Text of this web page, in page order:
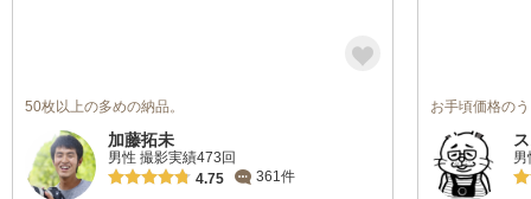
50枚以上の多めの納品。
加藤拓未
男性 撮影実績473回
4.75
361件
お手頃価格の